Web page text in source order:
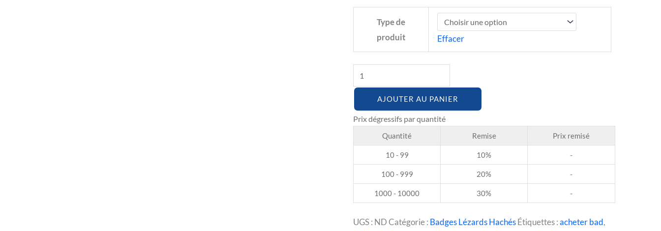
Type de
produit
Effacer
AJOUTER AU PANIER
Quantité Remise Prix remisé
10 - 99 10% -
100 - 999 20% -
1000 - 10000 30% -
UGS : ND Catégorie : Badges Lézards HachésÉtiquettes :acheter bad,